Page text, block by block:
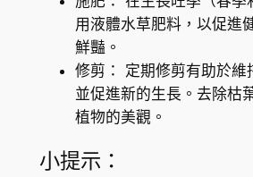
用液體水草肥料，以促進
鮮豔。
修剪： 定期修剪有助於維
並促進新的生長。去除枯
植物的美觀。
小提示：